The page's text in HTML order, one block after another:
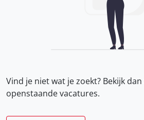
Vind je niet wat je zoekt? Bekijk
openstaande vacatures.